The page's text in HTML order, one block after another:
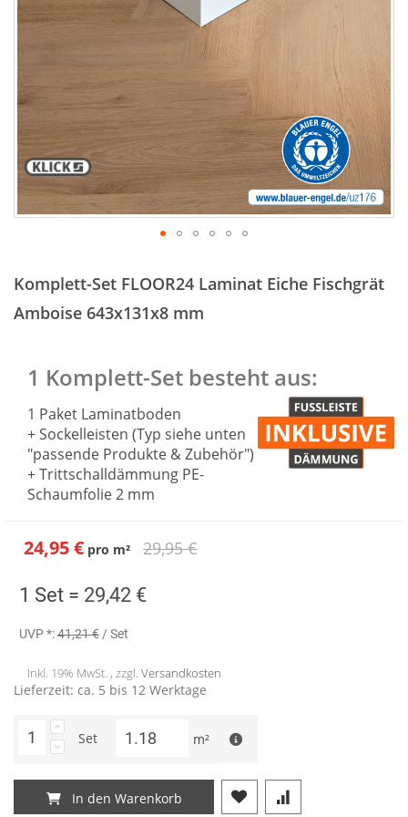
der
Bildergalerie
springen
Komplett-Set FLOOR24 Laminat Eiche Fischgrät
Amboise 643x131x8 mm
1 Komplett-Set besteht aus:
1 Paket Laminatboden
+ Sockelleisten (Typ siehe unten
"passende Produkte & Zubehör")
+ Trittschalldämmung PE-
Schaumfolie 2 mm
24,95 € pro m² 29,95 €
1 Set = Sonderangebot
29,42 €
UVP *:41,21 € / Set
Inkl. 19% MwSt. , zzgl. Versandkosten
Lieferzeit: ca. 5 bis 12 Werktage
Set m²
In den Warenkorb